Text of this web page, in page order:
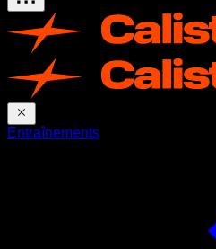
Entraînements